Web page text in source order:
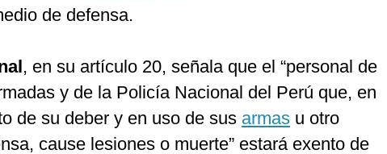
de defensa.
, en su artículo 20, señala que el “personal de
y de la Policía Nacional del Perú que, en
de su deber y en uso de sus armas u otro
cause lesiones o muerte” estará exento de